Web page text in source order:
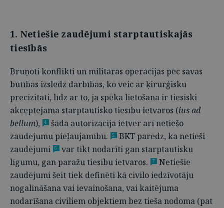
1. Netiešie zaudējumi starptautiskajās
tiesībās
Bruņoti konflikti un militāras operācijas pēc savas
būtības izslēdz darbības, ko veic ar ķirurģisku
precizitāti, līdz ar to, ja spēka lietošana ir tiesiski
akceptējama starptautisko tiesību ietvaros (ius ad
bellum), 4
šāda autorizācija ietver arī netiešo
zaudējumu pieļaujamību.
5
BKT paredz, ka netieši
zaudējumi
6
var tikt nodarīti gan starptautisku
līgumu, gan paražu tiesību ietvaros.
7
Netiešie
zaudējumi šeit tiek definēti kā civilo iedzīvotāju
nogalināšana vai ievainošana, vai kaitējuma
nodarīšana civiliem objektiem bez tieša nodoma (pat